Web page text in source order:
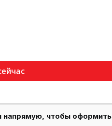
напрямую, чтобы оформить